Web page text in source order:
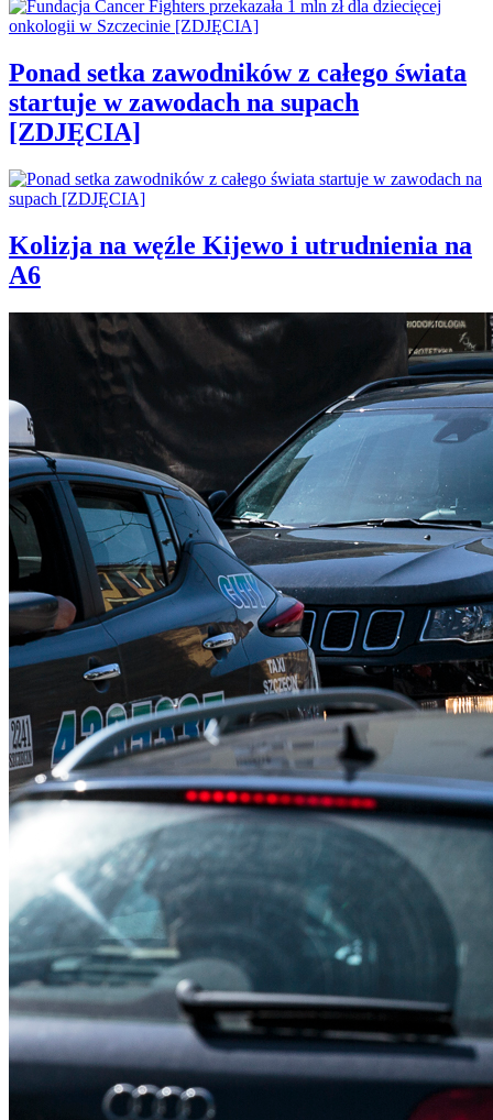
Ponad setka zawodników z całego świata
startuje w zawodach na supach
[ZDJĘCIA]
Kolizja na węźle Kijewo i utrudnienia na
A6